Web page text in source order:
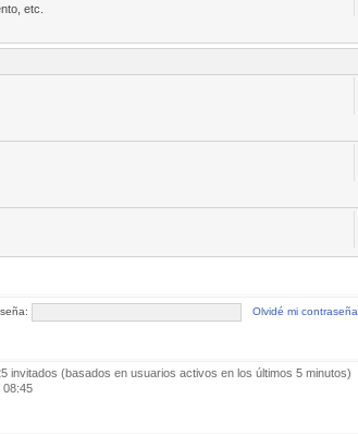
etc.
Olvidé mi contraseña
invitados (basados en usuarios activos en los últimos 5 minutos)
08:45